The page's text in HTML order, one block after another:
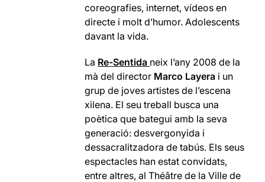
coreografies, internet, vídeos en
directe i molt d’humor. Adolescents
davant la vida.
La Re-Sentida neix l’any 2008 de la
mà del director Marco Layera i un
grup de joves artistes de l’escena
xilena. El seu treball busca una
poètica que bategui amb la seva
generació: desvergonyida i
dessacralitzadora de tabús. Els seus
espectacles han estat convidats,
entre altres, al Théâtre de la Ville de